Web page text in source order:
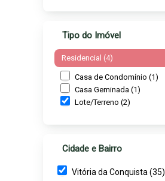
Tipo do Imóvel
Residencial (4)
Casa de Condomínio (1)
Casa Geminada (1)
Lote/Terreno (2)
Cidade e Bairro
Vitória da Conquista (35)